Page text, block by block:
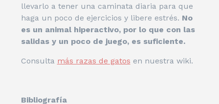
llevarlo a tener una caminata diaria para que
haga un poco de ejercicios y libere estrés. No
es un animal hiperactivo, por lo que con las
salidas y un poco de juego, es suficiente.
Consulta más razas de gatos en nuestra wiki.
Bibliografía